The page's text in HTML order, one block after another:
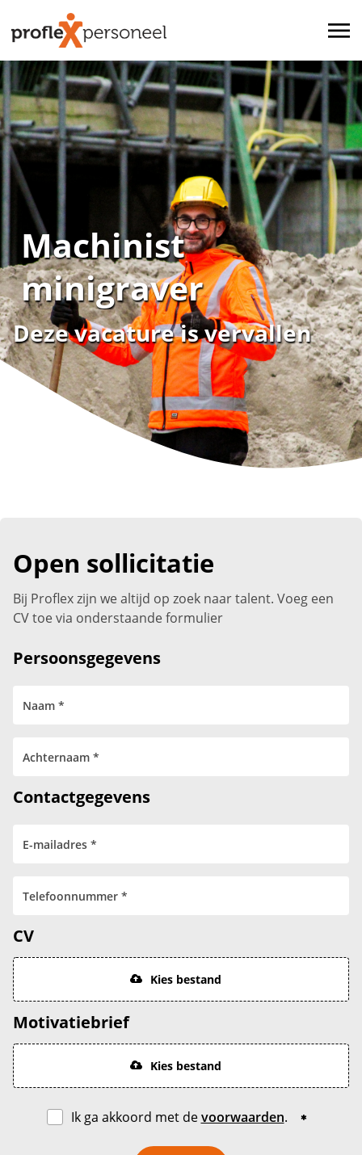
Machinist
minigraver
Deze vacature is vervallen
Open sollicitatie
Bij Proflex zijn we altijd op zoek naar talent. Voeg een
CV toe via onderstaande formulier
Persoonsgegevens
Contactgegevens
CV
Kies bestand
Motivatiebrief
Kies bestand
Ik ga akkoord met devoorwaarden.